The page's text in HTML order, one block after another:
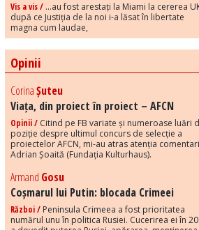
Vis a vis / ...au fost arestați la Miami la cererea
după ce Justiția de la noi i-a lăsat în libertate
magna cum laudae,
Opinii
CorinaȘuteu
Viața, din proiect în proiect – AFCN
Opinii / Citind pe FB variate și numeroase luări
poziție despre ultimul concurs de selecție a
proiectelor AFCN, mi-au atras atenția
Adrian Șoaită (Fundația Kulturhaus).
Armand Gosu
Coșmarul lui Putin: blocada Crimeei
Război / Peninsula Crimeea a fost prioritatea
numărul unu în politica Rusiei. Cucerirea ei în